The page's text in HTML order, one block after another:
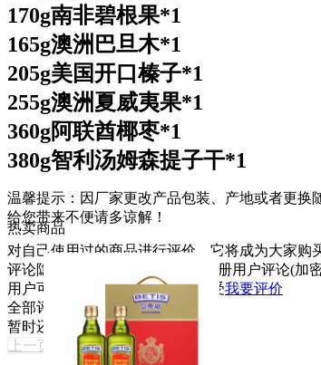
170g南非碧根果*1
165g澳洲巴旦木*1
205g美国开口榛子*1
255g澳洲夏威夷果*1
360g阿联酋椰枣*1
380g智利汤姆森提子干*1
温馨提示： 因厂家更改产品包装、产地或者更
给您带来不便请多谅解！
对自己使用过的商品进行评价，它将成为大家购
评论隐私保护：
1.匿名评论；2.注册用户评论(加
用户可放心发表使用后的心得感受我要评价
全部评价（0）
暂时还没有任何用户评论
上一页
下一页
热卖商品